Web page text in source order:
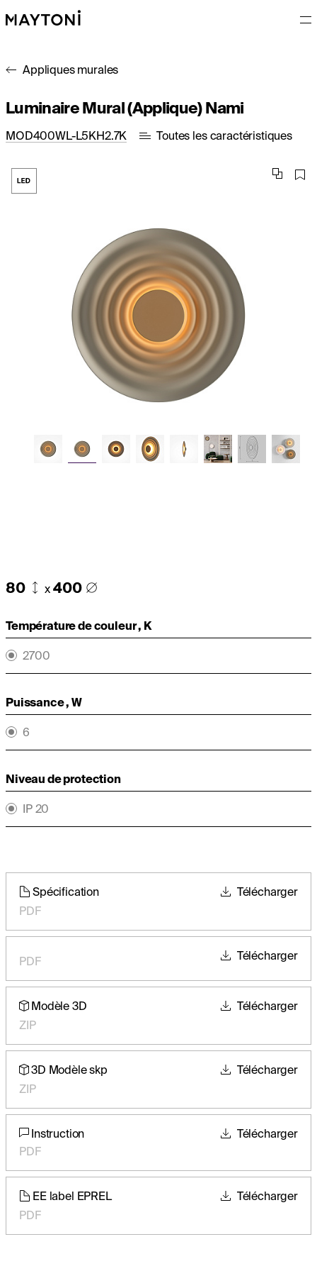
Appliques murales
Luminaire Mural (Applique) Nami
MOD400WL-L5KH2.7K Toutes les caractéristiques
80 x400
Température de couleur , K
2700
Puissance , W
6
Niveau de protection
IP 20
Spécification
PDF
Télécharger
PDF Télécharger
Modèle 3D
ZIP
Télécharger
3D Modèle skp
ZIP
Télécharger
Instruction
PDF
Télécharger
EE label EPREL
PDF
Télécharger